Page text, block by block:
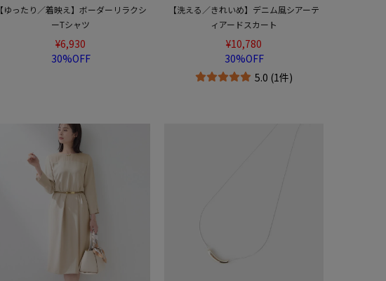
【ゆったり／着映え】ボーダーリラクシ
ーTシャツ
¥6,930
30%OFF
【洗える／きれいめ】デニム風シアーテ
ィアードスカート
¥10,780
30%OFF
5.0 (1件)